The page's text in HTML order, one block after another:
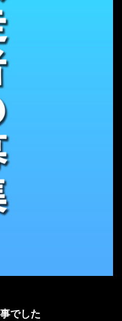
でした